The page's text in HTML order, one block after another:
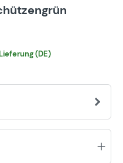
5 von 5 Sternen
(DE)